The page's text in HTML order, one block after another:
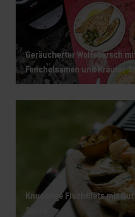
Geräucherter Wolfsbarsch
Fenchelsamen und Kräuter-
Knusprige Fischfilets mit
Sauce